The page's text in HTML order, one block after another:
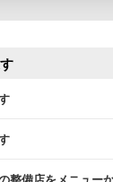
整備店をメニュー